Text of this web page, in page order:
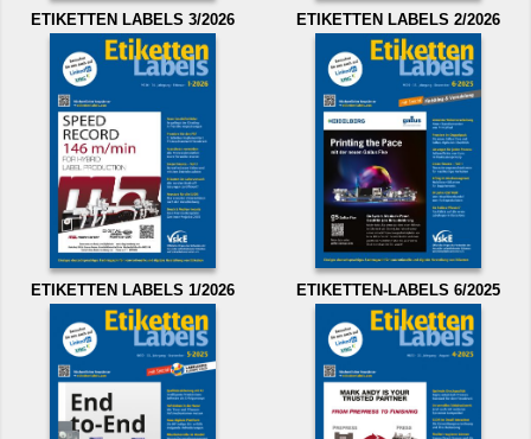
ETIKETTEN LABELS 3/2026 ETIKETTEN LABELS 2/2026
ETIKETTEN LABELS 1/2026 ETIKETTEN-LABELS 6/2025